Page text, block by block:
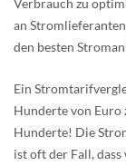
an
den besten
Ein
Hunderte von Euro
Hunderte! Die
ist oft der Fall,